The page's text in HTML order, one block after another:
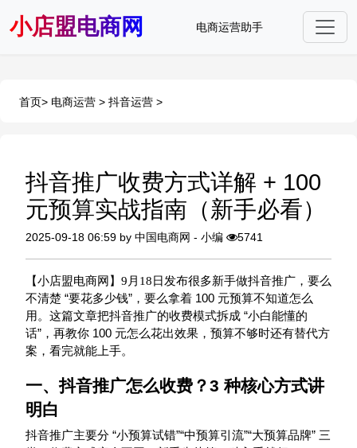
小店盟电商网 电商运营助手
首页> 电商运营 > 抖音运营 >
抖音推广收费方式详解 + 100
元预算实战指南（新手必看）
2025-09-18 06:59 by 中国电商网 - 小编 5741
【小店盟电商网 】9月18日发布很多新手做抖音推广 ，要么
不清楚 “要花多少钱” ，要么拿着 100 元预算不知道怎么
用。这篇文章把抖音推广的收费模式拆成 “小白能懂的
话” ，再教你 100 元怎么花出效果，预算不够时还有替代方
案，看完就能上手。
一、抖音推广怎么收费？3 种核心方式讲
明白
抖音推广主要分 “小预算试错”“中预算引流”“大预算品牌” 三